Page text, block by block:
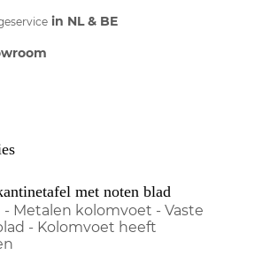
in NL & BE
met noten blad
Metalen kolomvoet - Vaste
- Kolomvoet heeft